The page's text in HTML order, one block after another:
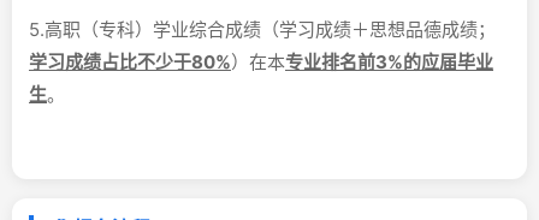
5.高职（专科）学业综合成绩（学习成绩＋思想品德成绩；
学习成绩占比不少于80%）在本专业排名前3%的应届毕业
生。